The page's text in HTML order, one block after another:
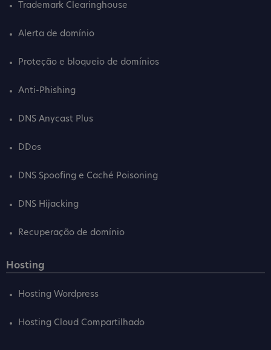
Trademark Clearinghouse
Alerta de domínio
Proteção e bloqueio de domínios
Anti-Phishing
DNS Anycast Plus
DDos
DNS Spoofing e Caché Poisoning
DNS Hijacking
Recuperação de domínio
Hosting
Hosting Wordpress
Hosting Cloud Compartilhado